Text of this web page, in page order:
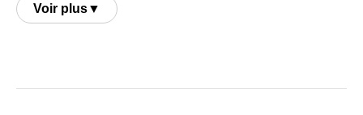
Notes olfactives
Notes de cœur: Fleur de Nesrin, Orange Douce
Voir plus▼